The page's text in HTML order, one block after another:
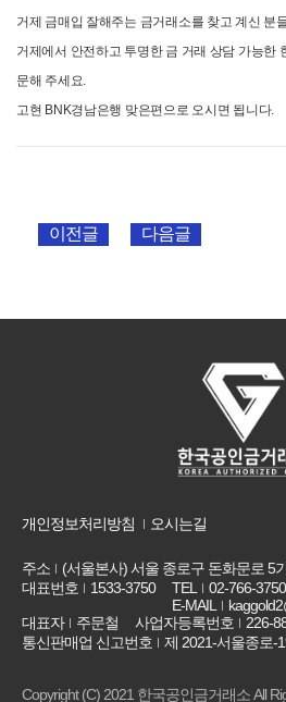
거제 금매입 잘해주는 금거래소를 찾고 계신 분
거제에서 안전하고 투명한 금 거래 상담 가능한
문해 주세요.
고현 BNK경남은행 맞은편으로 오시면 됩니다.
이전글
다음글
개인정보처리방침 오시는길
주소
(서울본사) 서울 종로구 돈화문로 5
대표번호
1533-3750 TEL 02-766-3750
E-MAIL
대표자
주문철 사업자등록번호
226-
통신판매업 신고번호
제 2021-서울종로-
Copyright (C) 2021 한국공인금거래소 All